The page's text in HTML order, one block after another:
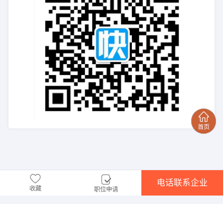
收藏 职位申请
电话联系企业